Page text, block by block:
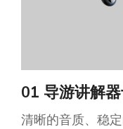
01 导游讲解
清晰的音质、稳